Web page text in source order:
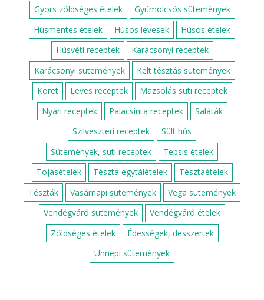
Gyors zöldséges ételek
Gyümölcsös sütemények
Húsmentes ételek
Húsos levesek
Húsos ételek
Húsvéti receptek
Karácsonyi receptek
Karácsonyi sütemények
Kelt tésztás sütemények
Köret
Leves receptek
Mazsolás süti receptek
Nyári receptek
Palacsinta receptek
Saláták
Szilveszteri receptek
Sült hús
Sütemények, süti receptek
Tepsis ételek
Tojásételek
Tészta egytálételek
Tésztaételek
Tészták
Vasárnapi sütemények
Vega sütemények
Vendégváró sütemények
Vendégváró ételek
Zöldséges ételek
Édességek, desszertek
Ünnepi sütemények